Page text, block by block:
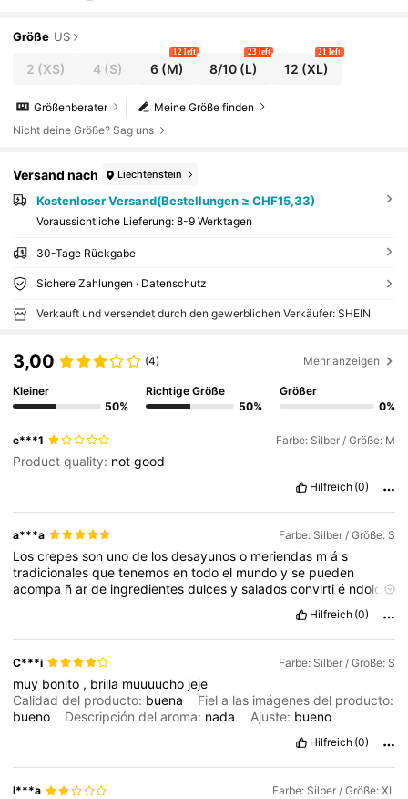
Größe US
2 (XS) 4(S) 6(M)
12 left
8/10 (L)
23 left
12 (XL)
21 left
Meine Größe finden
Größenberater
Nicht deine Größe? Sag uns
Versand nach Liechtenstein
Kostenloser Versand(Bestellungen ≥ CHF15,33)
Voraussichtliche Lieferung: 8-9 Werktagen
30-Tage Rückgabe
Sichere Zahlungen · Datenschutz
Verkauft und versendet durch den gewerblichen Verkäufer: SHEIN
3,00 (4) Mehr anzeigen
Kleiner
50%
Richtige Größe
50%
Größer
0%
e***1 Farbe: Silber / Größe: M
Product quality: notgood
Hilfreich (0)
a***a Farbe: Silber / Größe: S
Loscrepesson unode losdesayunoso meriendas más
tradicionalesquetenemosentodoel mundoyse pueden
acompa ñarde ingredientesdulcesysaladosconvirtié ndolo
dóndeen
muchascasassedesayunancrepesotortitas,suprimo
hermano
Esta
hacery setrata pasaporlaplancha
hastaquesecreanunasobleasque
deloquemásnosguste.Podemoshacerinclusohacer
crepes
suzettequeson acompañadosconunasalsa
Hilfreich (0)
C***i Farbe: Silber / Größe: S
muy bonito , brilla muuuucho jeje
Calidad del producto: buena
Fiel a las imágenes del producto:
bueno
Descripción del aroma: nada Ajuste: bueno
Hilfreich (0)
l***a Farbe: Silber / Größe: XL